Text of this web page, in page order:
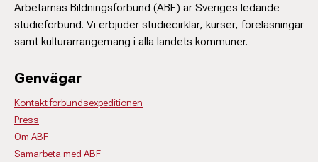
Arbetarnas Bildningsförbund (ABF) är Sveriges ledande
studieförbund. Vi erbjuder studiecirklar, kurser, föreläsningar
samt kulturarrangemang i alla landets kommuner.
Genvägar
Kontakt förbundsexpeditionen
Press
Om ABF
Samarbeta med ABF